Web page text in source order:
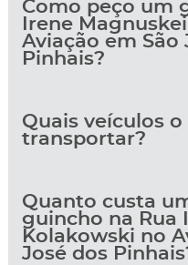
Como peço um
Irene
Aviação em São
Pinhais?
Quais veículos
transportar?
Quanto custa
guincho na Rua
Kolakowski no
José dos